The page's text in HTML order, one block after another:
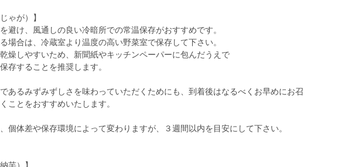
ゃが）】
避け、風通しの良い冷暗所での常温保存がおすすめです。
場合は、冷蔵室より温度の高い野菜室で保存して下さい。
燥しやすいため、新聞紙やキッチンペーパーに包んだうえで
存することを推奨します。
あるみずみずしさを味わっていただくためにも、到着後はなるべくお早めにお召
ことをおすすめいたします。
個体差や保存環境によって変わりますが、３週間以内を目安にして下さい。